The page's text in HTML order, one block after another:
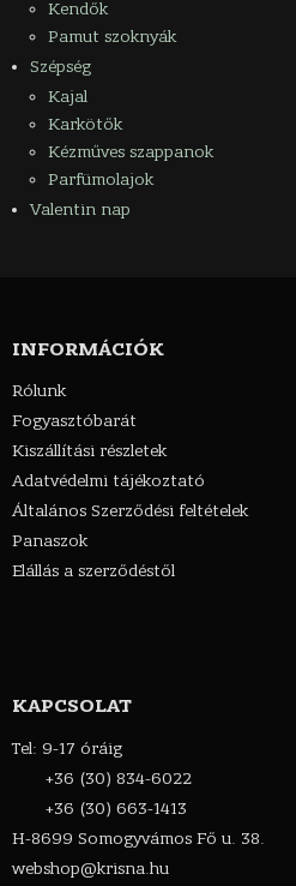
Kendők
Pamut szoknyák
Szépség
Kajal
Karkötők
Kézműves szappanok
Parfümolajok
Valentin nap
INFORMÁCIÓK
Rólunk
Fogyasztóbarát
Kiszállítási részletek
Adatvédelmi tájékoztató
Általános Szerződési feltételek
Panaszok
Elállás a szerződéstől
KAPCSOLAT
Tel: 9-17 óráig
+36 (30) 834-6022
+36 (30) 663-1413
H-8699 Somogyvámos Fő u. 38.
webshop@krisna.hu